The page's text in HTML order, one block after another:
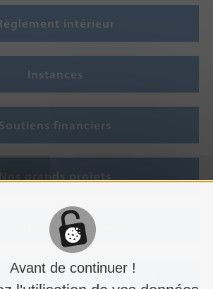
intérieur
Instances
Soutiens financiers
Nos grands projets
/ Partenaires
Avant de continuer !